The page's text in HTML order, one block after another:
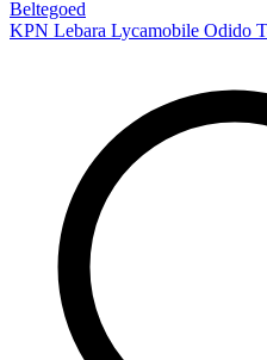
Beltegoed
KPN Lebara Lycamobile Odido